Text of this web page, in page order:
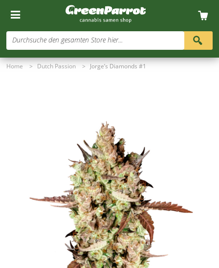
Durchsuche den gesamten Store hier...
Home > Dutch Passion > Jorge’s Diamonds #1